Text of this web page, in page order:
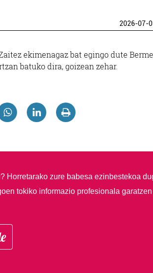
2026-07-
ekimenagaz bat egingo dute
batuko dira, goizean zehar.
Horretarako zure babesa ezinbestekoa
tokiko informazio profesionala garatzen